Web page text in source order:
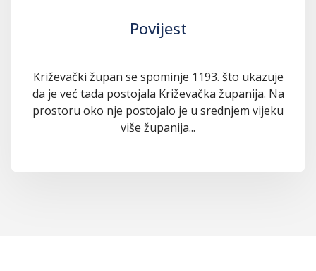
Povijest
Križevački župan se spominje 1193. što ukazuje
da je već tada postojala Križevačka županija. Na
prostoru oko nje postojalo je u srednjem vijeku
više županija...